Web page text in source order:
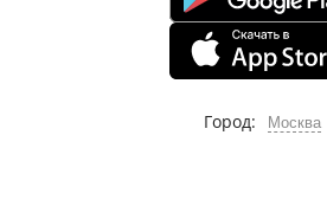
Город: Москва